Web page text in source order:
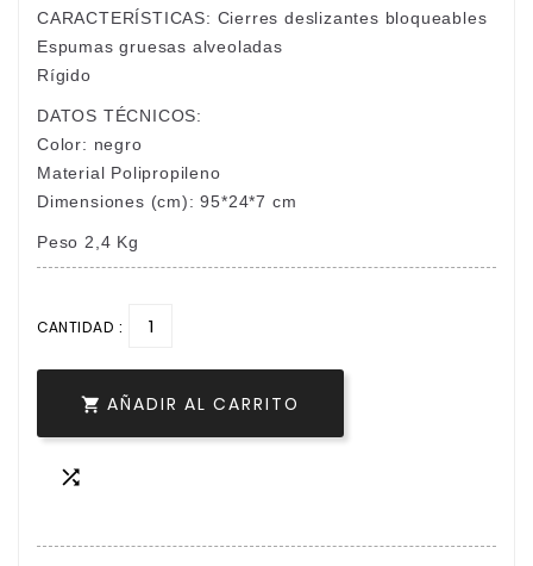
CARACTERÍSTICAS: Cierres deslizantes bloqueables
Espumas gruesas alveoladas
Rígido
DATOS TÉCNICOS:
Color: negro
Material Polipropileno
Dimensiones (cm): 95*24*7 cm
Peso 2,4 Kg
CANTIDAD :
 AÑADIR AL CARRITO
